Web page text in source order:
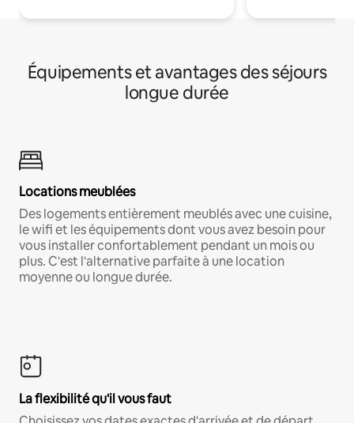
Équipements et avantages des séjours
longue durée
Locations meublées
Des logements entièrement meublés avec une cuisine,
le wifi et les équipements dont vous avez besoin pour
vous installer confortablement pendant un mois ou
plus. C'est l'alternative parfaite à une location
moyenne ou longue durée.
La flexibilité qu'il vous faut